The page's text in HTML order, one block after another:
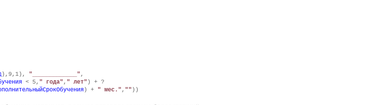
),9,1), "_____________" ,
< 5, " года" , " лет" ) + ?
) + " мес." , "" ))